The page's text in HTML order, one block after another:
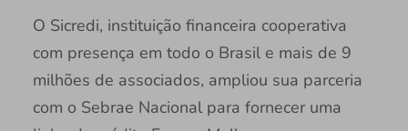
O Sicredi, instituição financeira cooperativa
com presença em todo o Brasil e mais de 9
milhões de associados, ampliou sua parceria
com o Sebrae Nacional para fornecer uma